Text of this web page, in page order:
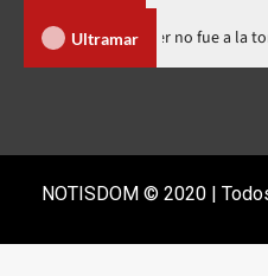
Ultramar Luis Abinader
NOTISDOM © 2020 |